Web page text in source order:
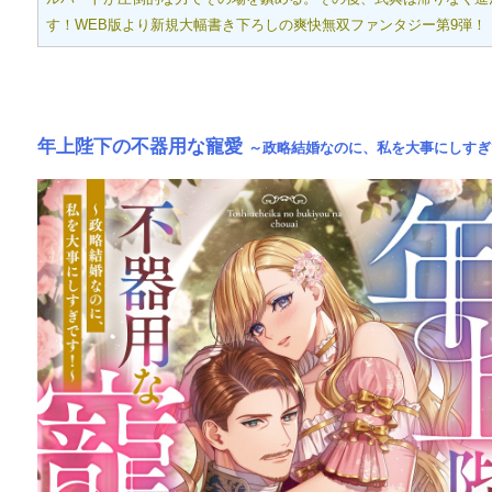
す！WEB版より新規大幅書き下ろしの爽快無双ファンタジー第9弾！
年上陛下の不器用な寵愛 ～政略結婚なのに、私を大事にしす